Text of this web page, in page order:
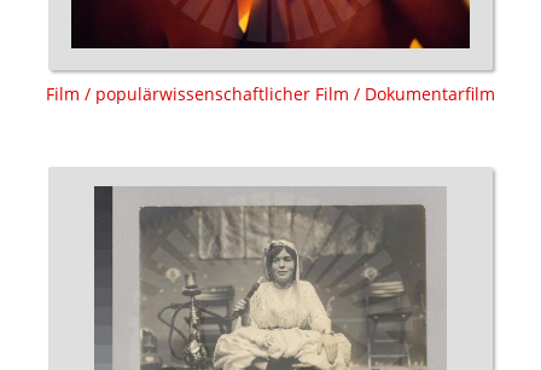
Film / populärwissenschaftlicher Film / Dokumentarfilm